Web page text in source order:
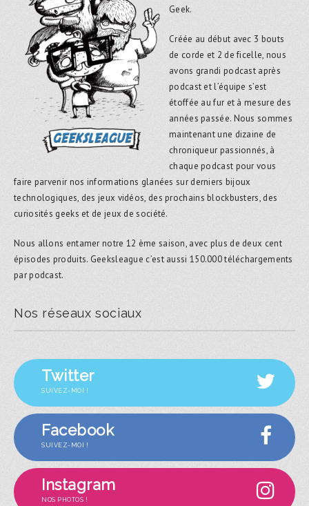
Geek.
Créée au début avec 3 bouts
de corde et 2 de ficelle, nous
avons grandi podcast après
podcast et l’équipe s’est
étoffée au fur et à mesure des
années passée. Nous sommes
maintenant une dizaine de
chroniqueur passionnés, à
chaque podcast pour vous
faire parvenir nos informations glanées sur derniers bijoux
technologiques, des jeux vidéos, des prochains blockbusters, des
curiosités geeks et de jeux de société.
Nous allons entamer notre 12 ème saison, avec plus de deux cent
épisodes produits. Geeksleague c’est aussi 150.000 téléchargements
par podcast.
Nos réseaux sociaux
Twitter
SUIVEZ-MOI !
Facebook
SUIVEZ-MOI !
Instagram
NOS PHOTOS !